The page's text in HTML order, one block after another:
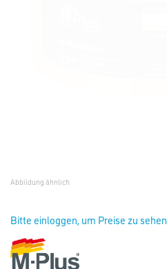
Abbildung ähnlich
Bitte einloggen, um Preise zu sehen